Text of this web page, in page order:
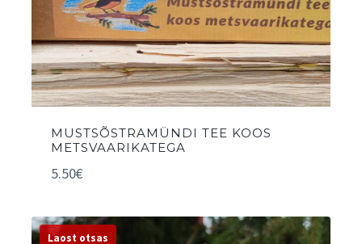
MUSTSÕSTRAMÜNDI TEE KOOS
METSVAARIKATEGA
5.50€